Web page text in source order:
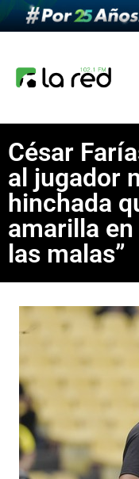
César
al jugador
hinchada
amarilla
las malas”